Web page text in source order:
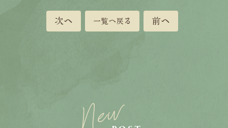
次へ 一覧へ戻る 前へ